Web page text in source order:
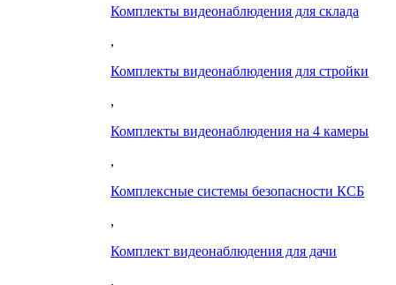
Комплекты видеонаблюдения для склада
,
Комплекты видеонаблюдения для стройки
,
Комплекты видеонаблюдения на 4 камеры
,
Комплексные системы безопасности КСБ
,
Комплект видеонаблюдения для дачи
,